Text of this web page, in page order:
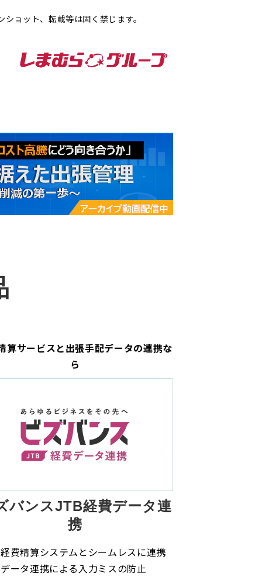
ョット、転載等は固く禁じます。
算サービスと出張手配データの連携な
ら
バンスJTB経費データ連
携
経費精算システムとシームレスに連携
データ連携による入力ミスの防止